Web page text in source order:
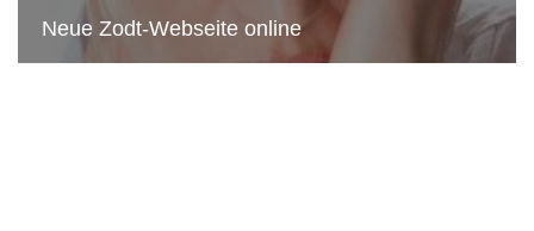
Neue Zodt-Webseite online